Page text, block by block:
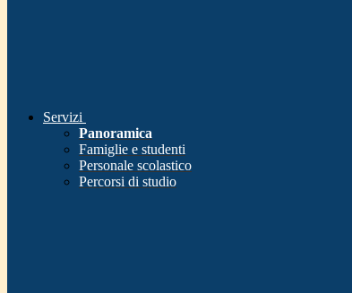
Servizi
Panoramica
Famiglie e studenti
Personale scolastico
Percorsi di studio